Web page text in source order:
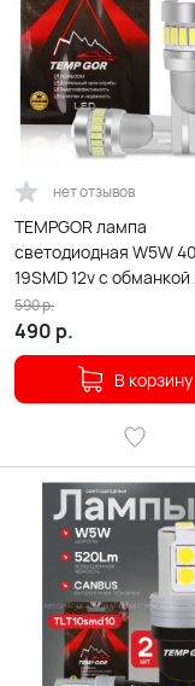
нет отзывов
TEMPGOR лампа
светодиодная W5W 400Lm
19SMD 12v с
гарантия 1мес
490 р.
590р.
В корзину